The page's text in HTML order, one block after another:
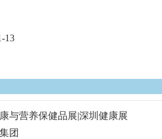
13
与营养保健品展|深圳健康展
团